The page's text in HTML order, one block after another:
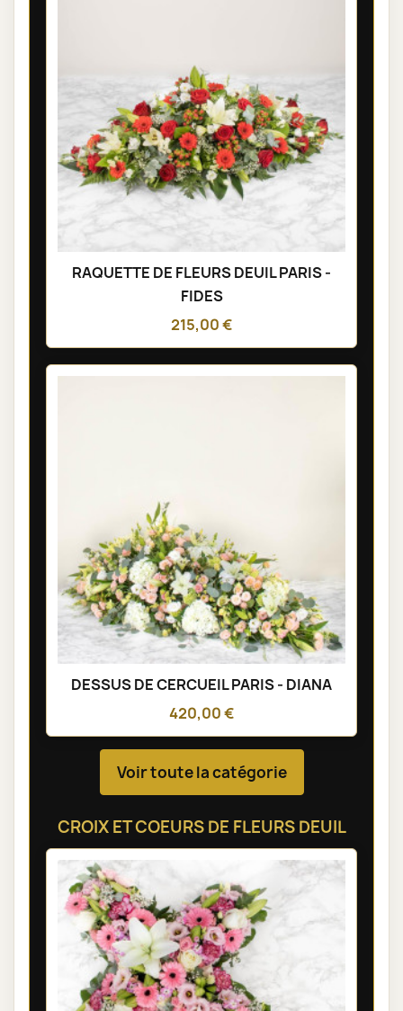
RAQUETTE DE FLEURS DEUIL PARIS -
FIDES
215,00 €
DESSUS DE CERCUEIL PARIS - DIANA
420,00 €
Voir toute la catégorie
CROIX ET COEURS DE FLEURS DEUIL